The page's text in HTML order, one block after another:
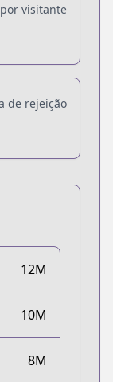
visitante
de rejeição
12M
10M
8M